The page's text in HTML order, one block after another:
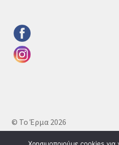
© Το Έρμα 2026